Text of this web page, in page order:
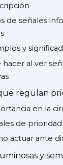
de señales
y
hacer al ver
regulan
en la
de
actuar ante
y